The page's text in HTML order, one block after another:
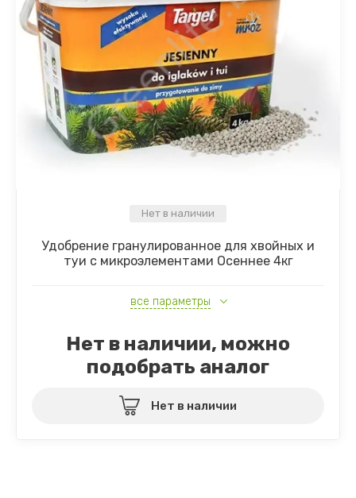
деревья и кустарники, саженцы
стелящиеся растения
Нет в наличии
Удобрение гранулированное для хвойных и
туи с микроэлементами Осеннее 4кг
все параметры
Нет в наличии, можно
подобрать аналог
Нет в наличии